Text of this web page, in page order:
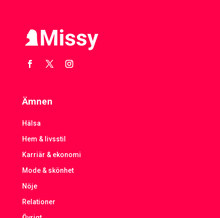
Ämnen
Hälsa
Hem & livsstil
Karriär & ekonomi
Mode & skönhet
Nöje
Relationer